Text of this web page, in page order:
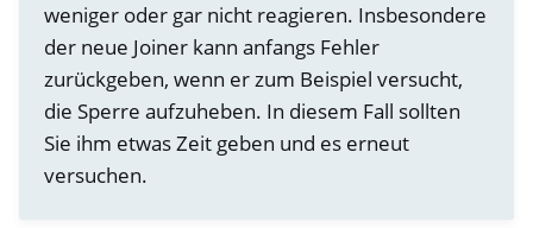
weniger oder gar nicht reagieren. Insbesondere
der neue Joiner kann anfangs Fehler
zurückgeben, wenn er zum Beispiel versucht,
die Sperre aufzuheben. In diesem Fall sollten
Sie ihm etwas Zeit geben und es erneut
versuchen.